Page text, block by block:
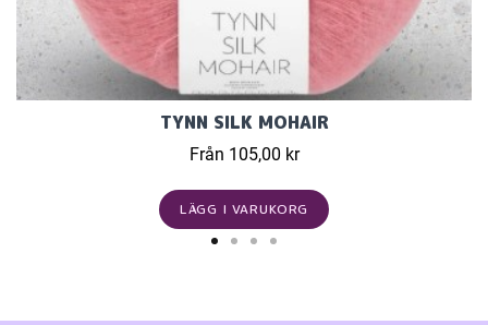
TYNN SILK MOHAIR
Från 105,00 kr
LÄGG I VARUKORG